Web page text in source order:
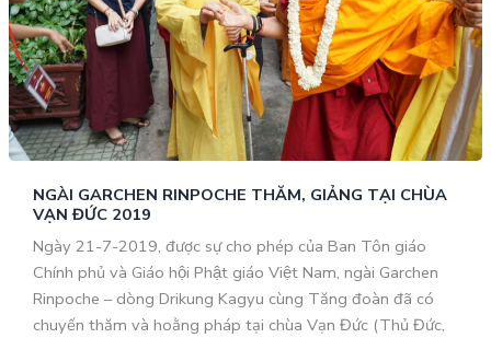
NGÀI GARCHEN RINPOCHE THĂM, GIẢNG TẠI CHÙA
VẠN ĐỨC 2019
Ngày 21-7-2019, được sự cho phép của Ban Tôn giáo
Chính phủ và Giáo hội Phật giáo Việt Nam, ngài Garchen
Rinpoche – dòng Drikung Kagyu cùng Tăng đoàn đã có
chuyến thăm và hoằng pháp tại chùa Vạn Đức (Thủ Đức,